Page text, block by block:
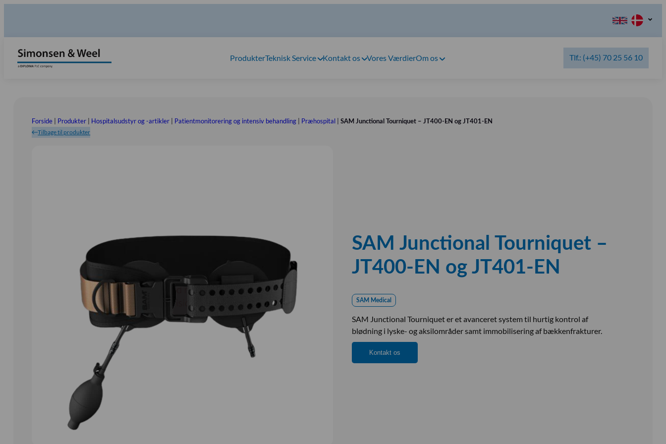
ProdukterTeknisk Service Kontakt os Vores VærdierOm os Tlf.: (+45) 70 25 56 10
Forside Produkter Hospitalsudstyr og -artikler Patientmonitorering og intensiv behandling Præhospital |SAM Junctional Tourniquet – JT400-EN og JT401-EN
Tilbage til produkter
SAM Junctional Tourniquet –
JT400-EN og JT401-EN
SAM Medical
SAM Junctional Tourniquet er et avanceret system til hurtig kontrol af
blødning i lyske- og aksilområder samt immobilisering af bækkenfrakturer.
Kontakt os